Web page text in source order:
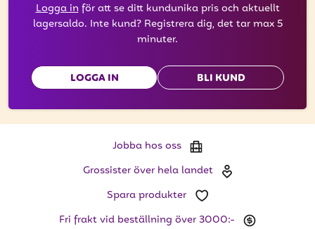
Logga inför att se ditt kundunika pris och aktuellt
lagersaldo. Inte kund? Registrera dig, det tar max 5
minuter.
LOGGA IN BLI KUND
Jobba hos oss
Grossister över hela landet
Spara produkter
Fri frakt vid beställning över 3000:-